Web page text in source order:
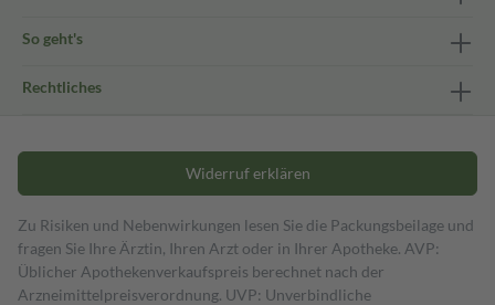
So geht's
Rechtliches
Widerruf erklären
Zu Risiken und Nebenwirkungen lesen Sie die Packungsbeilage und
fragen Sie Ihre Ärztin, Ihren Arzt oder in Ihrer Apotheke. AVP:
Üblicher Apothekenverkaufspreis berechnet nach der
Arzneimittelpreisverordnung. UVP: Unverbindliche